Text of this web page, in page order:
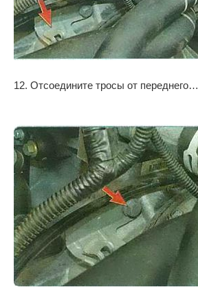
12. Отсоедините тросы от переднего…